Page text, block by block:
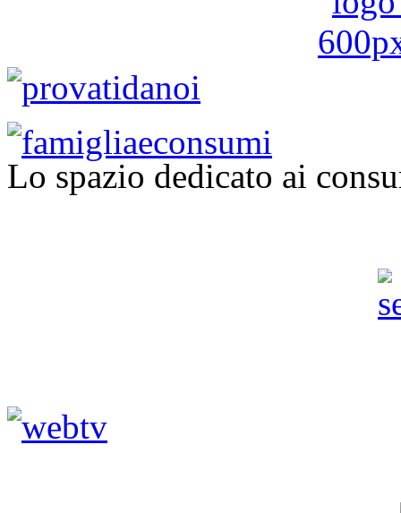
Lo spazio dedicato ai